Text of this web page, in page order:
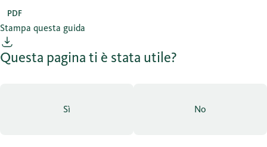
PDF
Stampa questa guida
Questa pagina ti è stata utile?
Sì No